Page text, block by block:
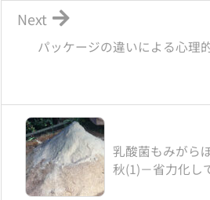
パッケージの違いによる心理
Next
乳酸菌もみがら
秋(1)－省力化し